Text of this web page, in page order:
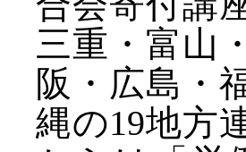
三重・富山
阪・広島・
縄の19地方